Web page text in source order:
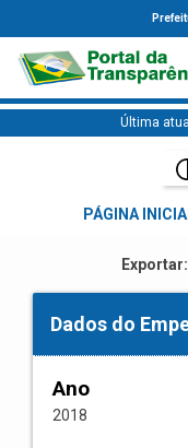
Última
PÁGINA
Exportar:
Dados do
Ano
2018